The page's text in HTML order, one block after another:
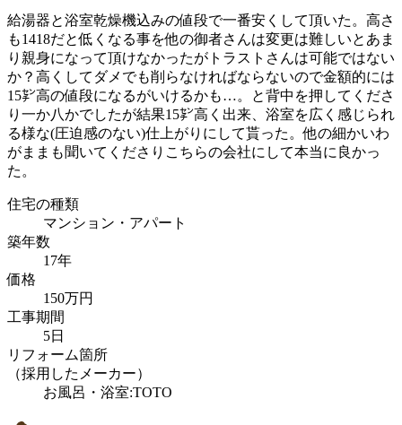
給湯器と浴室乾燥機込みの値段で一番安くして頂いた。高さ
も1418だと低くなる事を他の御者さんは変更は難しいとあま
り親身になって頂けなかったがトラストさんは可能ではない
か？高くしてダメでも削らなければならないので金額的には
15㌢高の値段になるがいけるかも…。と背中を押してくださ
り一か八かでしたが結果15㌢高く出来、浴室を広く感じられ
る様な(圧迫感のない)仕上がりにして貰った。他の細かいわ
がままも聞いてくださりこちらの会社にして本当に良かっ
た。
住宅の種類
マンション・アパート
築年数
17年
価格
150万円
工事期間
5日
リフォーム箇所
（採用したメーカー）
お風呂・浴室:TOTO